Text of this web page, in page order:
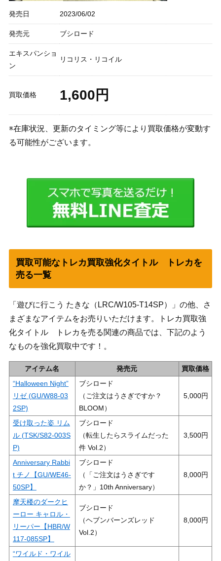
発売日 2023/06/02
発売元 ブシロード
エキスパンショ
ン
リコリス・リコイル
買取価格 1,600円
※在庫状況、更新のタイミング等により買取価格が変動す
る可能性がございます。
買取可能なトレカ買取強化タイトル トレカを
売る一覧
「遊びに行こう たきな（LRC/W105-T14SP）」の他、さ
まざまなアイテムをお売りいただけます。トレカ買取強
化タイトル トレカを売る関連の商品では、下記のよう
なものを強化買取中です！。
アイテム名 発売元
買取価格
“Halloween Night”
リゼ (GU/W88-03
2SP)
ブシロード
（ご注文はうさぎですか？
BLOOM）
5,000
受け取った姿 リム
ル (TSK/S82-003S
P)
ブシロード
（転生したらスライムだった
件 Vol.2）
3,500
Anniversary Rabbi
t チノ【GU/WE46-
50SP】
ブシロード
（「ご注文はうさぎです
か？」10th Anniversary）
8,000
摩天楼のダークヒ
ーロー キャロル・
リーパー【HBR/W
117-085SP】
ブシロード
（ヘブンバーンズレッド
Vol.2）
8,000
“ワイルド・ワイル